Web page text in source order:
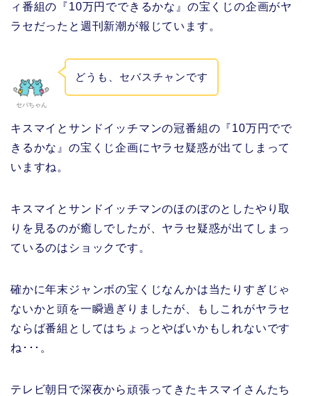
ィ番組の『10万円でできるかな』の宝くじの企画がヤ
ラセだったと週刊新潮が報じています。
セバちゃん
どうも、セバスチャンです
キスマイとサンドイッチマンの冠番組の『10万円でで
きるかな』の宝くじ企画にヤラセ疑惑が出てしまって
いますね。
キスマイとサンドイッチマンのほのぼのとしたやり取
りを見るのが癒しでしたが、ヤラセ疑惑が出てしまっ
ているのはショックです。
確かに年末ジャンボの宝くじなんかは当たりすぎじゃ
ないかと頭を一瞬過ぎりましたが、もしこれがヤラセ
ならば番組としてはちょっとやばいかもしれないです
ね･･･。
テレビ朝日で深夜から頑張ってきたキスマイさんたち